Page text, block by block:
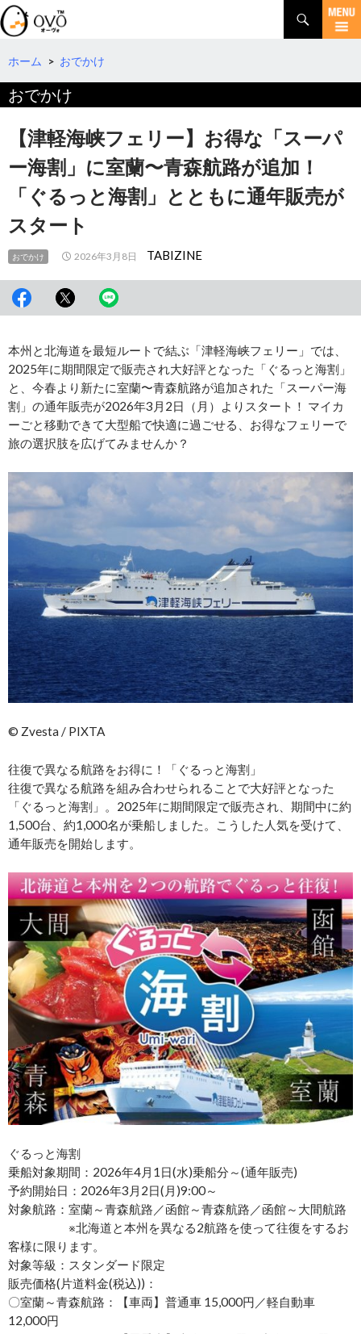
検
索
コ
テ
ツ
へ
ホーム > おでかけ
おでかけ
【津軽海峡フェリー】お得な「スーパ
ー海割」に室蘭〜青森航路が追加！
「ぐるっと海割」とともに通年販売が
スタート
おでかけ 2026年3月8日 TABIZINE
本州と北海道を最短ルートで結ぶ「津軽海峡フェリー」では、
2025年に期間限定で販売され大好評となった「ぐるっと海割」
と、今春より新たに室蘭〜青森航路が追加された「スーパー海
割」の通年販売が2026年3月2日（月）よりスタート！ マイカ
ーごと移動できて大型船で快適に過ごせる、お得なフェリーで
旅の選択肢を広げてみませんか？
© Zvesta / PIXTA
往復で異なる航路をお得に！「ぐるっと海割」
往復で異なる航路を組み合わせられることで大好評となった
「ぐるっと海割」。2025年に期間限定で販売され、期間中に約
1,500台、約1,000名が乗船しました。こうした人気を受けて、
通年販売を開始します。
ぐるっと海割
乗船対象期間：2026年4月1日(水)乗船分～(通年販売)
予約開始日：2026年3月2日(月)9:00～
対象航路：室蘭～青森航路／函館～青森航路／函館～大間航路
※北海道と本州を異なる2航路を使って往復をするお
客様に限ります。
対象等級：スタンダード限定
販売価格(片道料金(税込))：
〇室蘭～青森航路：【車両】普通車 15,000円／軽自動車
12,000円